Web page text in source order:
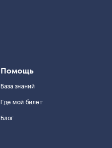
Помощь
База знаний
Где мой билет
Блог